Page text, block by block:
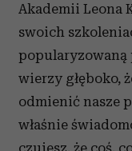
Akademii Leona
swoich
wierzy głęboko,
odmienić nasze
właśnie
czujesz, że coś,